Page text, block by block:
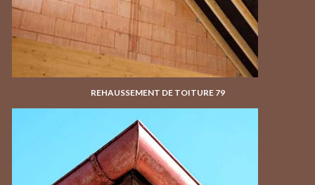
REHAUSSEMENT DE TOITURE 79